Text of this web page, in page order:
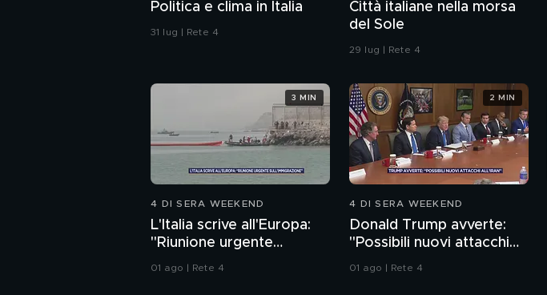
Politica e clima in Italia
31 lug | Rete 4
Città italiane nella morsa
del Sole
29 lug | Rete 4
4 DI SERA WEEKEND
L'Italia scrive all'Europa:
"Riunione urgente
sull'immigrazione"
01 ago | Rete 4
3 MIN
4 DI SERA WEEKEND
Donald Trump avverte:
"Possibili nuovi attacchi
all'Iran"
01 ago | Rete 4
2 MIN